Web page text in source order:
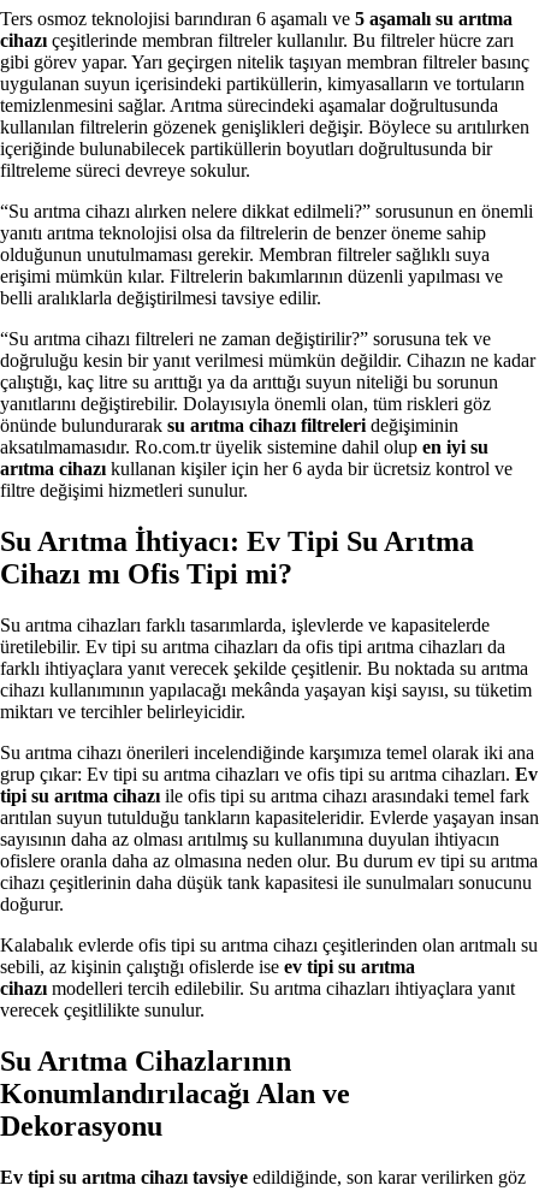
Ters osmoz teknolojisi barındıran 6 aşamalı ve 5 aşamalı su arıtma
cihazıçeşitlerinde membran filtreler kullanılır. Bu filtreler hücre zarı
gibi görev yapar. Yarı geçirgen nitelik taşıyan membran filtreler basınç
uygulanan suyun içerisindeki partiküllerin, kimyasalların ve tortuların
temizlenmesini sağlar. Arıtma sürecindeki aşamalar doğrultusunda
kullanılan filtrelerin gözenek genişlikleri değişir. Böylece su arıtılırken
içeriğinde bulunabilecek partiküllerin boyutları doğrultusunda bir
filtreleme süreci devreye sokulur.
“Su arıtma cihazı alırken nelere dikkat edilmeli?” sorusunun en önemli
yanıtı arıtma teknolojisi olsa da filtrelerin de benzer öneme sahip
olduğunun unutulmaması gerekir. Membran filtreler sağlıklı suya
erişimi mümkün kılar. Filtrelerin bakımlarının düzenli yapılması ve
belli aralıklarla değiştirilmesi tavsiye edilir.
“Su arıtma cihazı filtreleri ne zaman değiştirilir?” sorusuna tek ve
doğruluğu kesin bir yanıt verilmesi mümkün değildir. Cihazın ne kadar
çalıştığı, kaç litre su arıttığı ya da arıttığı suyun niteliği bu sorunun
yanıtlarını değiştirebilir. Dolayısıyla önemli olan, tüm riskleri göz
önünde bulundurarak su arıtma cihazı filtrelerideğişiminin
aksatılmamasıdır. Ro.com.tr üyelik sistemine dahil olup en iyi su
arıtma cihazıkullanan kişiler için her 6 ayda bir ücretsiz kontrol ve
filtre değişimi hizmetleri sunulur.
Su Arıtma İhtiyacı: Ev Tipi Su Arıtma
Cihazı mı Ofis Tipi mi?
Su arıtma cihazları farklı tasarımlarda, işlevlerde ve kapasitelerde
üretilebilir. Ev tipi su arıtma cihazları da ofis tipi arıtma cihazları da
farklı ihtiyaçlara yanıt verecek şekilde çeşitlenir. Bu noktada su arıtma
cihazı kullanımının yapılacağı mekânda yaşayan kişi sayısı, su tüketim
miktarı ve tercihler belirleyicidir.
Su arıtma cihazı önerileri incelendiğinde karşımıza temel olarak iki ana
grup çıkar: Ev tipi su arıtma cihazları ve ofis tipi su arıtma cihazları. Ev
tipi su arıtma cihazı ile ofis tipi su arıtma cihazı arasındaki temel fark
arıtılan suyun tutulduğu tankların kapasiteleridir. Evlerde yaşayan insan
sayısının daha az olması arıtılmış su kullanımına duyulan ihtiyacın
ofislere oranla daha az olmasına neden olur. Bu durum ev tipi su arıtma
cihazı çeşitlerinin daha düşük tank kapasitesi ile sunulmaları sonucunu
doğurur.
Kalabalık evlerde ofis tipi su arıtma cihazı çeşitlerinden olan arıtmalı su
sebili, az kişinin çalıştığı ofislerde ise ev tipi su arıtma
cihazı modelleri tercih edilebilir. Su arıtma cihazları ihtiyaçlara yanıt
verecek çeşitlilikte sunulur.
Su Arıtma Cihazlarının
Konumlandırılacağı Alan ve
Dekorasyonu
Ev tipi su arıtma cihazı tavsiye edildiğinde, son karar verilirken göz